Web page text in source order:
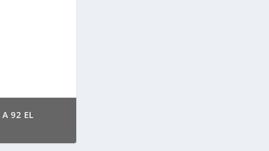
A 92 EL